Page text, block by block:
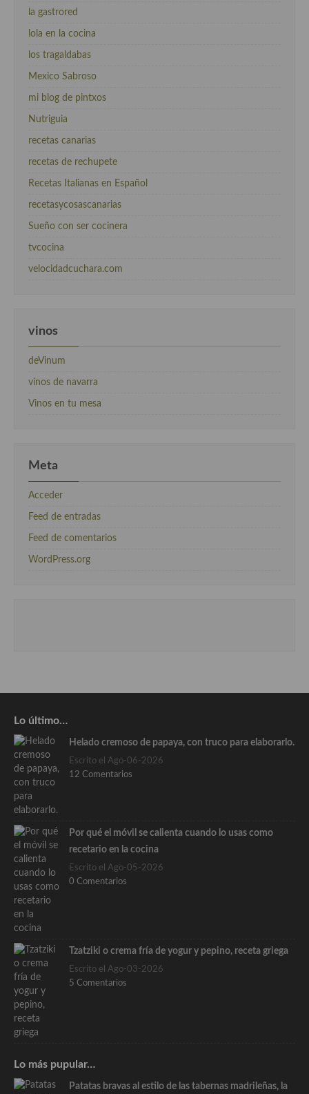
la gastrored
lola en la cocina
los tragaldabas
Mexico Sabroso
mi blog de pintxos
Nutriguia
recetas canarias
recetas de rechupete
Recetas Italianas en Español
recetasycosascanarias
Sueño con ser cocinera
tvcocina
velocidadcuchara.com
vinos
deVinum
vinos de navarra
Vinos en tu mesa
Meta
Acceder
Feed de entradas
Feed de comentarios
WordPress.org
Lo último…
Helado cremoso de papaya, con truco para elaborarlo.
Escrito el Ago-06-2026
12 Comentarios
Por qué el móvil se calienta cuando lo usas como
recetario en la cocina
Escrito el Ago-05-2026
0 Comentarios
Tzatziki o crema fría de yogur y pepino, receta griega
Escrito el Ago-03-2026
5 Comentarios
Lo más pupular…
Patatas bravas al estilo de las tabernas madrileñas, la